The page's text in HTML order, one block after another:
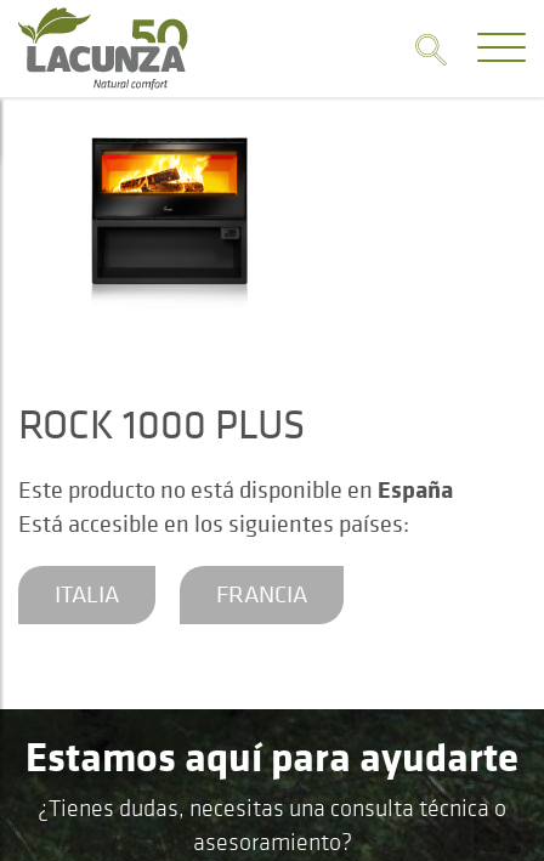
ROCK 1000 PLUS
Este producto no está disponible en España
Está accesible en los siguientes países:
ITALIA FRANCIA
Estamos aquí para ayudarte
¿Tienes dudas, necesitas una consulta técnica o
asesoramiento?